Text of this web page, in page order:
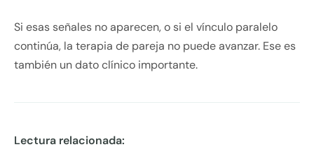
Si esas señales no aparecen, o si el vínculo paralelo
continúa, la terapia de pareja no puede avanzar. Ese es
también un dato clínico importante.
Lectura relacionada: